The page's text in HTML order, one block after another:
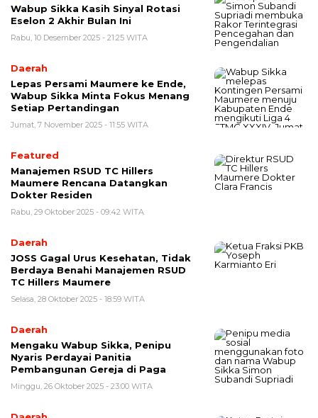
Wabup Sikka Kasih Sinyal Rotasi
Eselon 2 Akhir Bulan Ini
Rabu, 10 Desember 2025 - 21:25 WITA
Daerah
Lepas Persami Maumere ke Ende,
Wabup Sikka Minta Fokus Menang
Setiap Pertandingan
Jumat, 7 November 2025 - 11:55 WITA
Featured
Manajemen RSUD TC Hillers
Maumere Rencana Datangkan
Dokter Residen
Rabu, 29 Oktober 2025 - 09:42 WITA
Daerah
JOSS Gagal Urus Kesehatan, Tidak
Berdaya Benahi Manajemen RSUD
TC Hillers Maumere
Selasa, 28 Oktober 2025 - 18:59 WITA
Daerah
Mengaku Wabup Sikka, Penipu
Nyaris Perdayai Panitia
Pembangunan Gereja di Paga
Minggu, 26 Oktober 2025 - 23:00 WITA